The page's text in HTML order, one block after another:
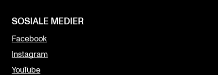
SOSIALE MEDIER
Facebook
Instagram
YouTube